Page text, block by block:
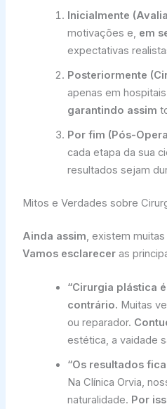
Inicialmente
motivações e, em
expectativas
Posteriormente
apenas em
garantindo assim
Por fim (Pós-
cada etapa da sua
resultados sejam
Mitos e Verdades sobre
Ainda assim , existem
Vamos esclareceras
“Cirurgia plástica
contrário. Muitas
ou reparador.
estética, a vaidade
“Os resultados
Na Clínica Orvia,
naturalidade. Por